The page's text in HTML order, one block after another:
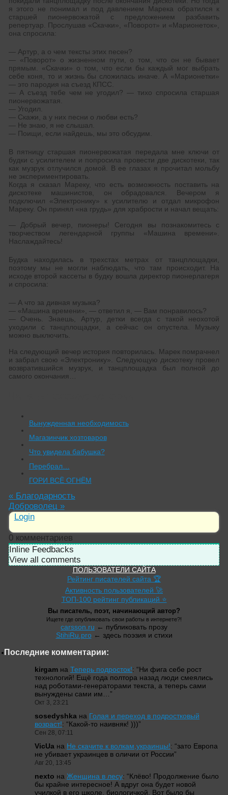
я этого не понимал и под давлением Марека обратился к
старшей пионервожатой с предложением разбавить
репертуар. Прослушав «Скачки», «Поворот» и «Марионеток»,
она спросила:
— Артур, а о чем тексты этих песен?
— «Поворот» о жизненном пути, о том, что он не бывает
прямым. «Скачки» о том, что если бы каждый мог выбрать
себе коня, то и жизнь бы сложилась иначе. А «Марионетки»
— это пародия на съезд КПСС.
— А съезд тебе чем не угодил? — тихо спросила старшая
пионервожатая.
— Угодил.
— Скажи, а у них песни о любви есть?
— Не знаю, я не слышал.
— Поищи, если найдешь, мы это обсудим.
В пятницу старшая пионервожатая передала мне ключи от
будки с усилителем и попросила провести две дискотеки, так
как музрук отлучился домой. В ее глазах я прочитал мольбу
не экспериментировать.
Когда я сказал Мареку, что есть возможность поставить на
дискотеке машинистов, он обрадовался. Вечером я
подключил «Электронику» к усилителю и отдал микрофон
Мареку. Он принял «на грудь» для храбрости и начал вещать:
— Добрый вечер, пионеры! Сегодня вы познакомитесь с
творчеством легендарной группы «Машина времени».
Наслаждайтесь!
Будка находилась в трехстах метрах от танцплощадки,
поэтому мы не могли наблюдать, что там происходит. На
исходе второй кассеты в будку вошла директор пионерлагеря
и спросила:
— А что за дивная музыка?
— «Машина времени», — ответил я, — Вам понравилось?
— Очень. Знаешь, Артур, детки всегда с такой неохотой
уходили с танцплощадки, а сейчас он опустела. Музыку
можно выключить.
На следующий вечер история повторилась. Марек помрачнел
и забрал свою «Электронику». Следующую дискотеку провел
возвратившийся музрук, и танцплощадка был полной до
самого окончания…
Вынужденная необходимость
Магазинчик хозтоваров
Что увидела бабушка?
Перебрал…
ГОРИ ВСЁ ОГНЁМ
«Благодарность
Доброволец »
Login
0комментариев
Inline Feedbacks
View all comments
ПОЛЬЗОВАТЕЛИ САЙТА
Рейтинг писателей сайта 🏆
Активность пользователей 🚀
ТОП-100 рейтинг публикаций ⭐
Вы писатель, поэт, начинающий автор?
Ищете где опубликовать свои работы в интернете?!
carsson.ru ← публиковать прозу
StihiRu.pro ← здесь поэзия и стихи
Последние комментарии:
kirgam на Теперь подросток!: “Ни фига себе рост
технологий! Ещё года полтора назад люди смеялись
над роботами-генераторами текста, а теперь сами
вынуждены сами им…”
Окт 3, 23:21
sosedyshka на Голая и переход в подростковый
возраст!: “Какой-то наивняк! )))”
Сен 28, 07:11
VicUa на Не скачите к волкам,украинцы!: “зато Европа
не убивает украинцев в оличии от России”
Авг 20, 13:45
nexto на Женщина в лесу: “Клёво! Продолжение было
бы крайне интересное! А вдруг она будет новой
училкой в его школе, биологичкой. Вот было бы